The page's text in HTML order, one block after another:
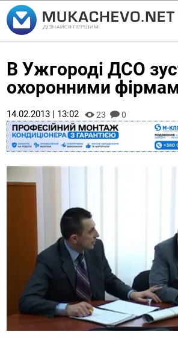
В Ужгороді ДСО
охоронними
14.02.2013 | 13:02 23 0